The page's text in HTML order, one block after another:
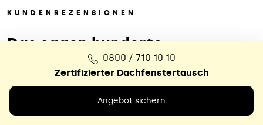
KUNDENREZENSIONEN
Das sagen hunderte
zufriedeneKunden
0800 / 710 10 10
Zertifizierter Dachfenstertausch
Angebot sichern